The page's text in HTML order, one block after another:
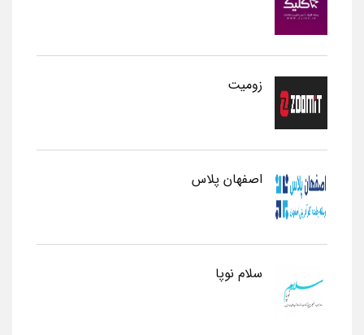
زومیت
اصفهان پلاس
سلام نوپا